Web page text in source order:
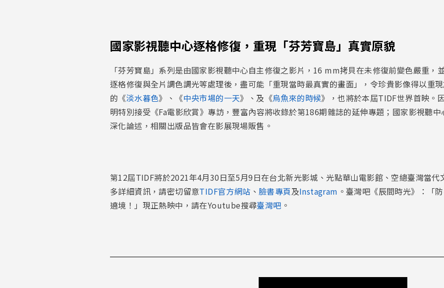
國家影視聽中心逐格修復，重現「芬芳寶島」真實原貌
「芬芳寶島」系列是由國家影視聽中心自主修復之影片，16 mm拷貝在未修復前變色嚴重，
逐格修復與全片調色調光等處理後，盡可能「重現當時最真實的畫面」，令珍貴影像得以重
的《淡水暮色》、《中央市場的一天》、及《烏魚來的時候》，也將於本屆TIDF世界首映。
明特別接受《Fa電影欣賞》專訪，豐富內容將收錄於第186期雜誌的延伸專題；國家影視聽
深化論述，相關出版品皆會在影展現場販售。
第12屆TIDF將於2021年4月30日至5月9日在台北新光影城、光點華山電影館、空總臺灣當代
多詳細資訊，請密切留意TIDF官方網站 、 臉書專頁及Instagram 。臺灣吧《辰間時光》：「
遶境！」現正熱映中，請在Youtube搜尋臺灣吧 。